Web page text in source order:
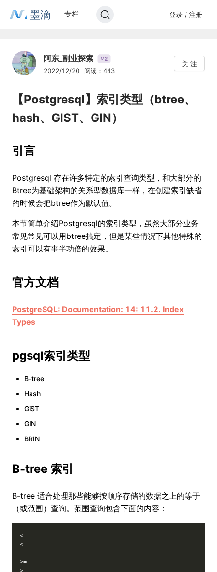
墨滴 专栏 登录 / 注册
阿东_副业探索 V2
2022/12/20 阅读：443
关 注
【Postgresql】索引类型（btree、
hash、GIST、GIN）
引言
Postgresql 存在许多特定的索引查询类型，和大部分的
Btree为基础架构的关系型数据库一样，在创建索引缺省
的时候会把btree作为默认值。
本节简单介绍Postgresql的索引类型，虽然大部分业务
常见常见可以用btree搞定，但是某些情况下其他特殊的
索引可以有事半功倍的效果。
官方文档
PostgreSQL: Documentation: 14: 11.2. Index
Types
pgsql索引类型
B-tree
Hash
GiST
GIN
BRIN
B-tree 索引
B-tree 适合处理那些能够按顺序存储的数据之上的等于
（或范围）查询。范围查询包含下面的内容：
<
<=
=
>=